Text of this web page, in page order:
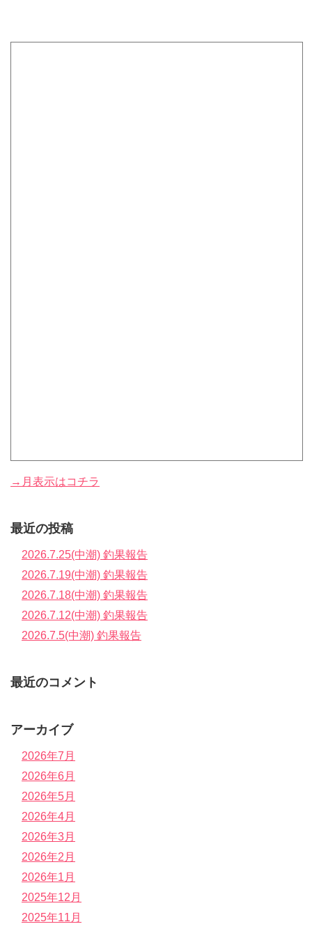
→月表示はコチラ
最近の投稿
2026.7.25(中潮) 釣果報告
2026.7.19(中潮) 釣果報告
2026.7.18(中潮) 釣果報告
2026.7.12(中潮) 釣果報告
2026.7.5(中潮) 釣果報告
最近のコメント
アーカイブ
2026年7月
2026年6月
2026年5月
2026年4月
2026年3月
2026年2月
2026年1月
2025年12月
2025年11月